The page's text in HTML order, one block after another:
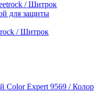
для защиты
/ Шитрок